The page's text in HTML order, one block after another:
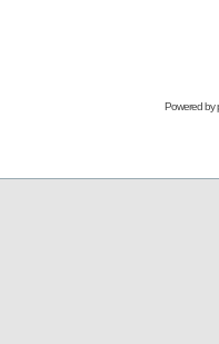
Powered by